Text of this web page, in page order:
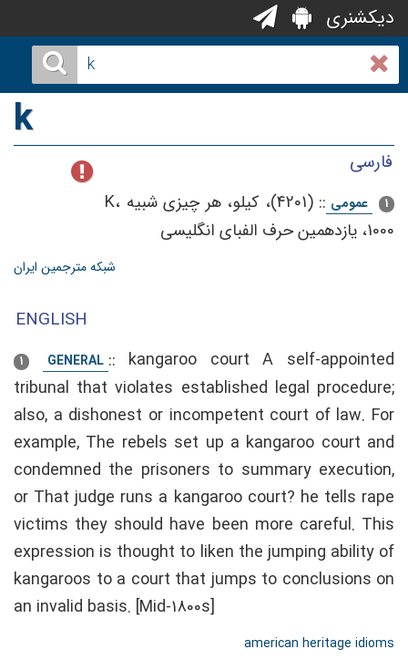
دیکشنری
k
فارسی
1 عمومی ::
(4201)، كیلو، هر چیزی‌ شبیه‌ K،
1000، یازدهمین‌ حرف‌ الفبای‌ انگلیسی‌
شبکه مترجمین ایران
ENGLISH
1 GENERAL :: kangaroo court A self-appointed
tribunal that violates established legal procedure;
also, a dishonest or incompetent court of law. For
example, The rebels set up a kangaroo court and
condemned the prisoners to summary execution,
or That judge runs a kangaroo court? he tells rape
victims they should have been more careful. This
expression is thought to liken the jumping ability of
kangaroos to a court that jumps to conclusions on
an invalid basis. [Mid-1800s]
american heritage idioms